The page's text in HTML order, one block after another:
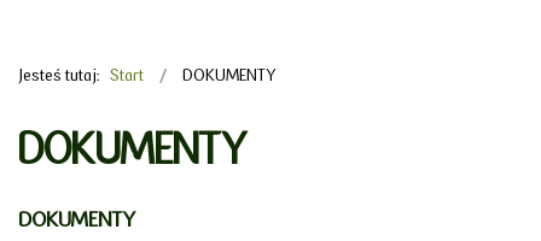
Jesteś tutaj: Start DOKUMENTY
DOKUMENTY
DOKUMENTY